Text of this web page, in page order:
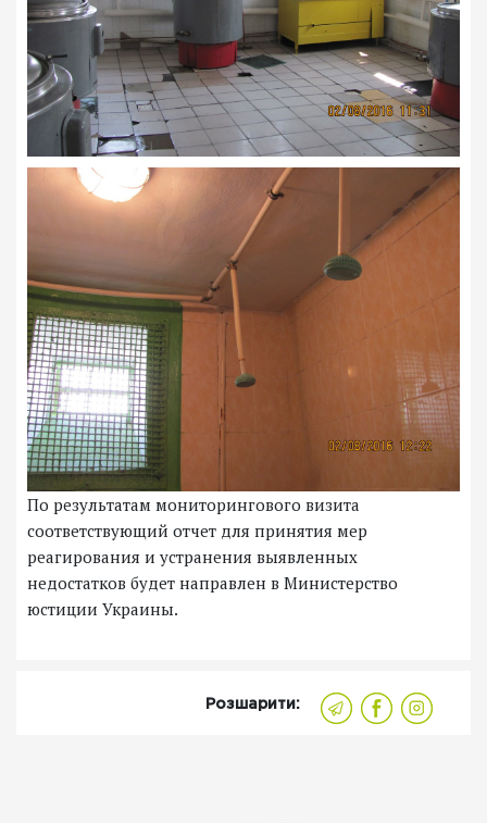
По результатам мониторингового визита
соответствующий отчет для принятия мер
реагирования и устранения выявленных
недостатков будет направлен в Министерство
юстиции Украины.
Розшарити: